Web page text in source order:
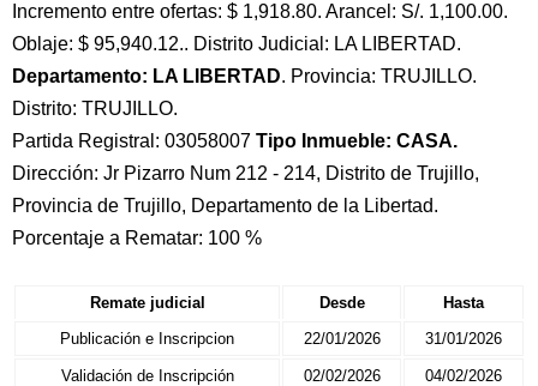
Incremento entre ofertas: $ 1,918.80. Arancel: S/. 1,100.00.
Oblaje: $ 95,940.12.. Distrito Judicial: LA LIBERTAD.
Departamento: LA LIBERTAD. Provincia: TRUJILLO.
Distrito: TRUJILLO.
Partida Registral: 03058007 Tipo Inmueble: CASA.
Dirección: Jr Pizarro Num 212 - 214, Distrito de Trujillo,
Provincia de Trujillo, Departamento de la Libertad.
Porcentaje a Rematar: 100 %
Remate judicial Desde
Hasta
Publicación e Inscripcion
22/01/2026 31/01/2026
Validación de Inscripción 02/02/2026 04/02/2026